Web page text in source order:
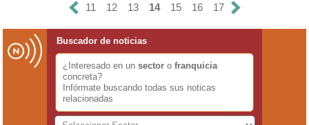
11 12 13 14 15 16 17
Buscador de noticias
¿Interesado en un sector o franquicia
concreta?
Infórmate buscando todas sus noticas
relacionadas